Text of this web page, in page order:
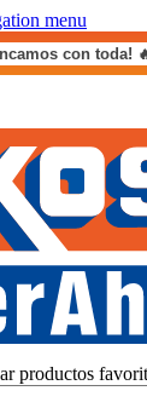
menu
con toda!
productos